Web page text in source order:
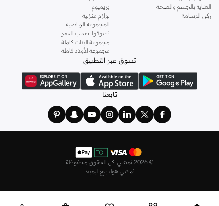
العناية بالجسم والصحة
ركن الوسامة
بريميوم
لوازم منزلية
المجموعة الرياضية
تسوقوا حسب العمر
مجموعة البنات كاملة
مجموعة الأولاد كاملة
تسوق عبر التطبيق
تابعنا
© 2026 نمشي. كل الحقوق محفوظة
نمشي هولدينج ليميتد